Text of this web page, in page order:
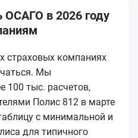
ОСАГО в 2026 году
страховых компаниях
Мы
100 тыс. расчетов,
Полис 812 в марте
с минимальной и
для типичного